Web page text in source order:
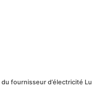
du fournisseur d’électricité